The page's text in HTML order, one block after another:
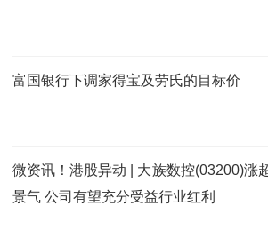
富国银行下调家得宝及劳氏的目标价
微资讯！港股异动 | 大族数控(03200)涨
景气 公司有望充分受益行业红利